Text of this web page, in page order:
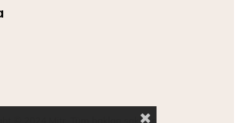
© 2024 Mitr. Tüm hakları saklıdır.